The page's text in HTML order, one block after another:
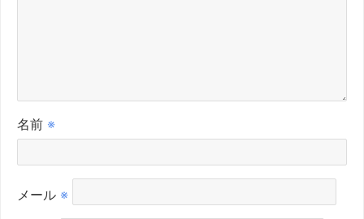
名前 ※
メール ※